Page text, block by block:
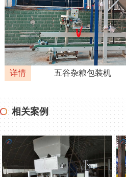
详情 五谷杂粮包装机
相关案例